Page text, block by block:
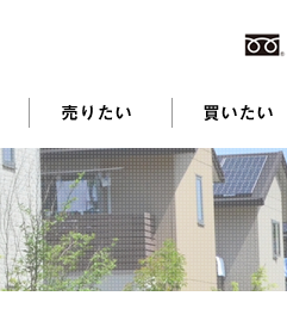
の声 不動産
るよくある質問